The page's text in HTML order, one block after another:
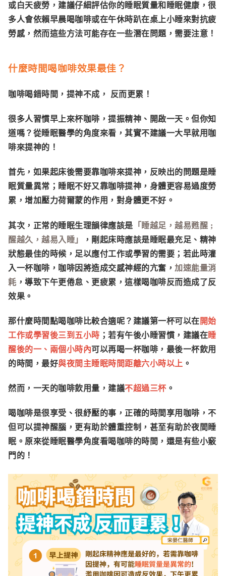
或白天疲勞，建議仔細評估你的睡眠質量和睡眠健康，很
多人會依賴早晨喝咖啡或在午休時趴在桌上小睡來對抗疲
勞感，然而這些方法可能存在一些潛在問題，需要注意！
什麼時間喝咖啡效果最佳？
咖啡喝錯時間，提神不成， 反而更累！
很多人習慣早上來杯咖啡，提振精神、開啟一天。但你知
道嗎？從睡眠醫學的角度來看，其實不建議一大早就用咖
啡來提神的！
首先，如果起床後需要靠咖啡來提神，反映出的問題是睡
眠質量異常；睡眠不好又靠咖啡提神，身體更容易過度勞
累，增加壓力荷爾蒙的作用，對身體更不好。
其次，正常的睡眠生理韻律應該是 「睡越足，越易甦醒 ;
醒越久，越易入睡」
，剛起床時應該是睡眠最充足、精神
狀態最佳的時候，足以應付工作或學習的需要；若此時灌
入一杯咖啡，咖啡因將造成交感神經的亢奮， 加速能量消
耗 ，導致下午更倦怠、更疲累，這樣喝咖啡反而造成了反
效果。
那什麼時間點喝咖啡比較合適呢？建議第一杯可以在 開始
工作或學習後三到五小時 ；若有午後小睡習慣，建議在睡
醒後的一、兩個小時內可以再喝一杯咖啡，最後一杯飲用
的時間，最好與夜間主睡眠時間距離六小時以上 。
然而，一天的咖啡飲用量，建議不超過三杯 。
喝咖啡是很享受、很紓壓的事，正確的時間享用咖啡，不
但可以提神醒腦，更有助於體重控制，甚至有助於夜間睡
眠。原來從睡眠醫學角度看喝咖啡的時間，還是有些小竅
門的！